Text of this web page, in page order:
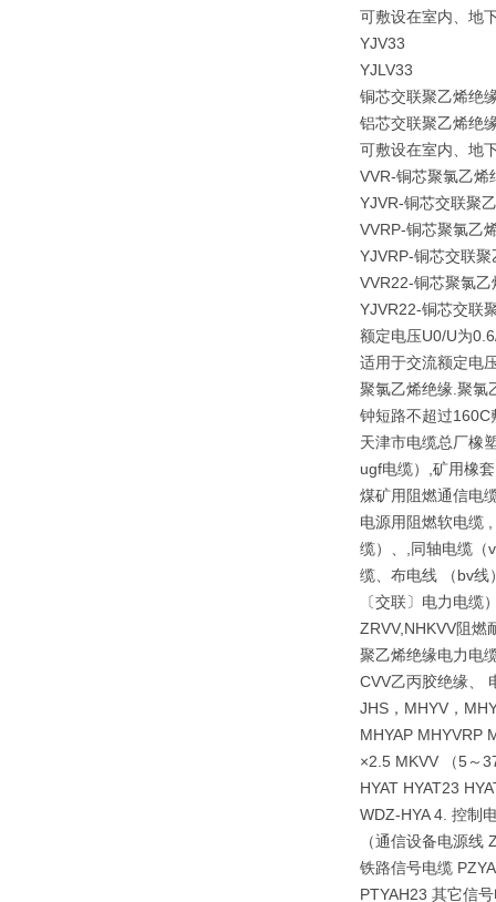
可敷设在室内、地
YJV33
YJLV33
铜芯交联聚乙烯绝
铝芯交联聚乙烯绝
可敷设在室内、地
VVR-铜芯聚氯乙烯
YJVR-铜芯交联聚
VVRP-铜芯聚氯乙
YJVRP-铜芯交联
VVR22-铜芯聚氯
YJVR22-铜芯交联
额定电压U0/U为
适用于交流额定电
聚氯乙烯绝缘.聚氯
钟短路不超过160C
天津市电缆总厂橡
ugf电缆）,矿用橡
煤矿用阻燃通信电
电源用阻燃软电缆
缆）、,同轴电缆（
缆、布电线 （bv线
〔交联〕电力电
ZRVV,NHKVV阻燃
聚乙烯绝缘电力电
CVV乙丙胶绝缘、
JHS，MHYV，
MHYAP MHYVRP
×2.5 MKVV （5～
HYAT HYAT23
WDZ-HYA 4. 控制
（通信设备电源
铁路信号电缆
PTYAH23 其它信